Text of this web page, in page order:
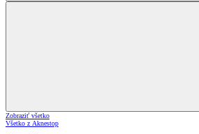
Zobraziť všetko
Všetko z Aknestop